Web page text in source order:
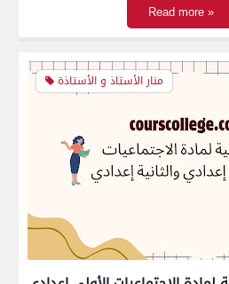
Read more »
منار الأستاذ و الأستاذة